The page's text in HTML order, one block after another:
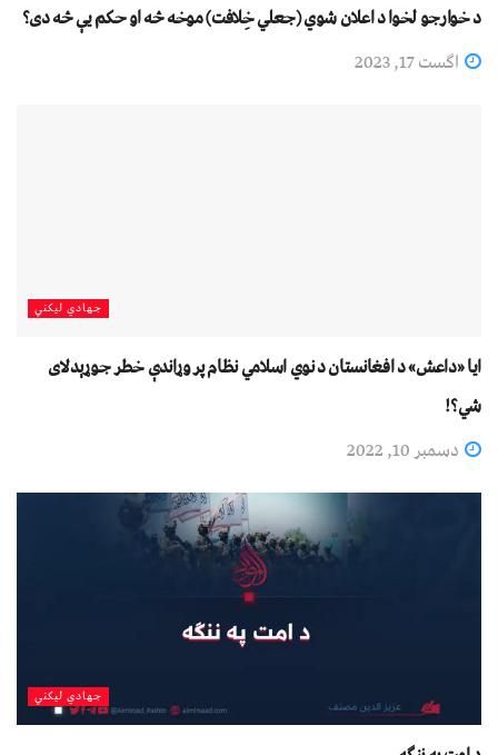
د خوارجو لخوا د اعلان شوي (جعلي خِلافت) موخه څه او حکم يې څه دی؟
اگست 17, 2023
جهادي لیکني
ايا «داعش» د افغانستان د نوي اسلامي نظام پر وړاندې خطر جوړېدلای
شي؟!
دسمبر 10, 2022
جهادي لیکني